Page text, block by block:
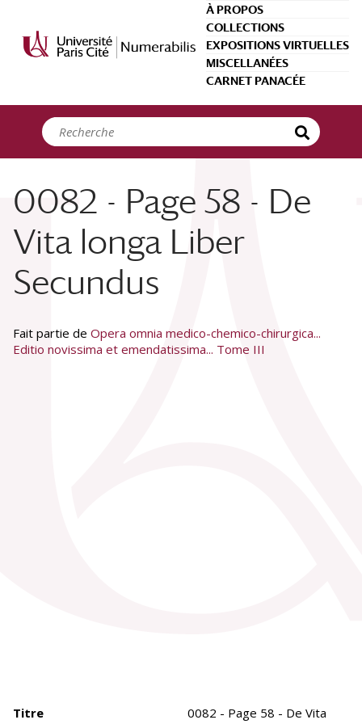
À PROPOS
COLLECTIONS
EXPOSITIONS VIRTUELLES
MISCELLANÉES
CARNET PANACÉE
0082 - Page 58 - De
Vita longa Liber
Secundus
Fait partie de Opera omnia medico-chemico-chirurgica...
Editio novissima et emendatissima... Tome III
Titre
0082 - Page 58 - De Vita